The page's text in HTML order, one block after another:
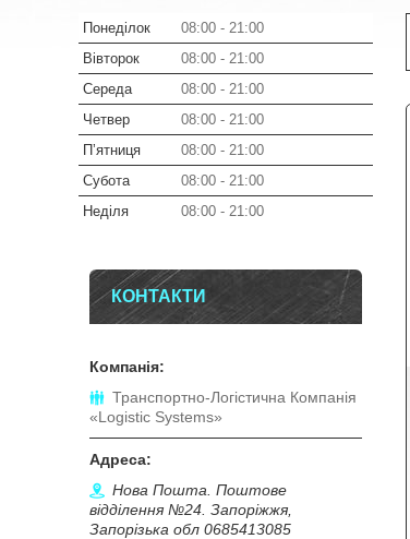
Понеділок 08:00
21:00
Вівторок
08:00
21:00
Середа
08:00
21:00
Четвер
08:00
21:00
Пʼятниця
08:00
21:00
Субота
08:00
21:00
Неділя
08:00 21:00
КОНТАКТИ
Транспортно-Логістична Компанія
«Logistic Systems»
Нова Пошта. Поштове
відділення №24. Запоріжжя,
Запорізька обл 0685413085